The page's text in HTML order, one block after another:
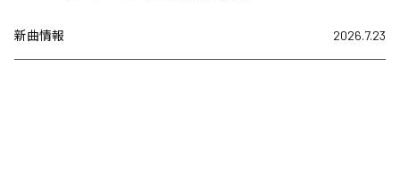
新曲情報 2026.7.23